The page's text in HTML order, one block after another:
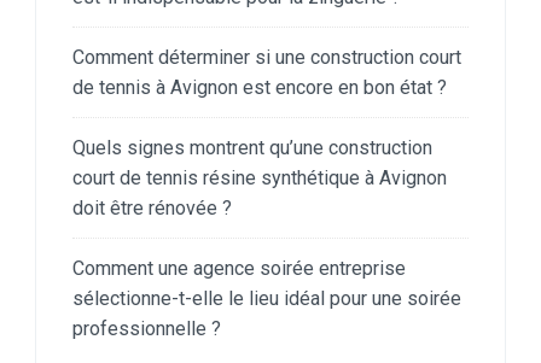
Comment déterminer si une construction court
de tennis à Avignon est encore en bon état ?
Quels signes montrent qu’une construction
court de tennis résine synthétique à Avignon
doit être rénovée ?
Comment une agence soirée entreprise
sélectionne-t-elle le lieu idéal pour une soirée
professionnelle ?